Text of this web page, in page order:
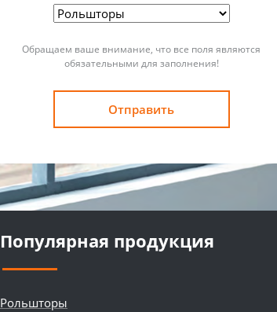
Обращаем ваше внимание, что все поля являются
обязательными для заполнения!
Популярная продукция
Рольшторы